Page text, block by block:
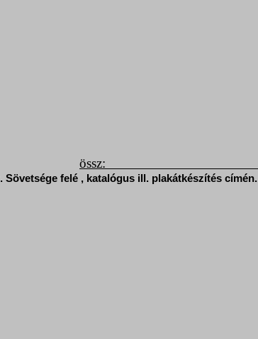
össz:
. Sövetségefelé , katalógus ill. plakátkészítés címén.